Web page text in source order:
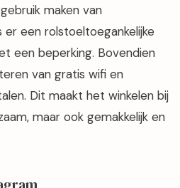
maken van
een rolstoeltoegankelijke
een beperking. Bovendien
van gratis wifi en
Dit maakt het winkelen bij
maar ook gemakkelijk en